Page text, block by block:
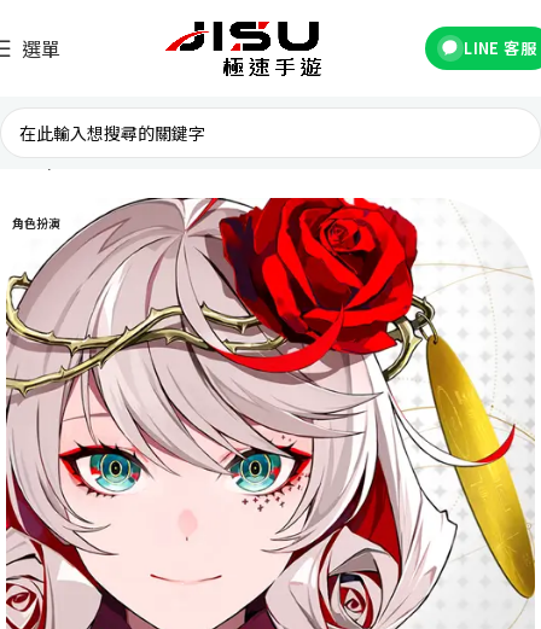
選單 LINE 客服
首頁 國際遊戲
角色扮演